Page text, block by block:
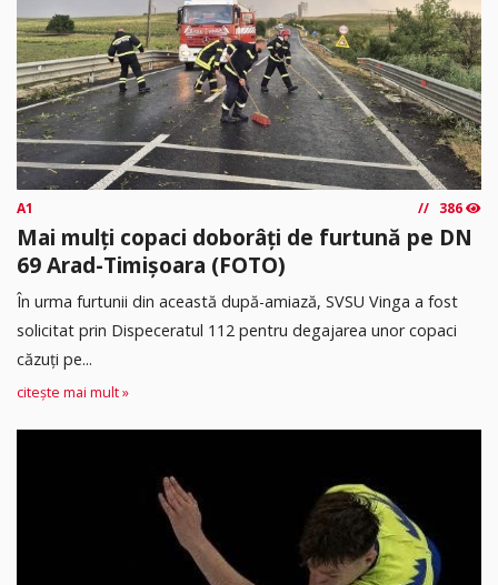
A1 386
Mai mulți copaci doborâți de furtună pe DN
69 Arad-Timișoara (FOTO)
În urma furtunii din această după-amiază, SVSU Vinga a fost
solicitat prin Dispeceratul 112 pentru degajarea unor copaci
căzuți pe...
citește mai mult »